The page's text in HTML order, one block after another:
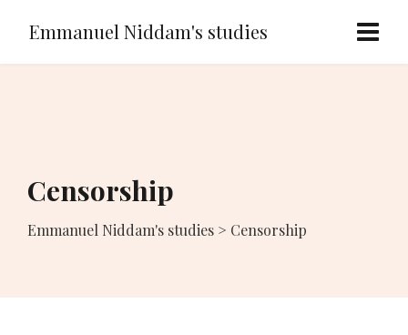
Emmanuel Niddam's studies
Censorship
Emmanuel Niddam's studies > Censorship